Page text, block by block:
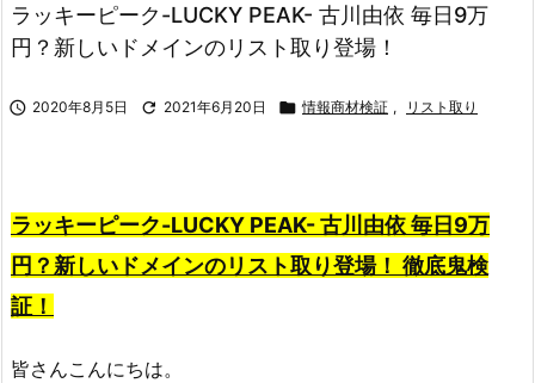
ラッキーピーク-LUCKY PEAK- 古川由依 毎日9万
円？新しいドメインのリスト取り登場！
 2020年8月5日  2021年6月20日  情報商材検証 , リスト取り
ラッキーピーク-LUCKY PEAK- 古川由依 毎日9万
円？新しいドメインのリスト取り登場！ 徹底鬼検
証！
皆さんこんにちは。